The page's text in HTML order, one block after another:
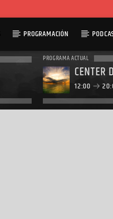
PROGRAMACIÓN
PROGRAMA ACTUAL
CENTER
12:00